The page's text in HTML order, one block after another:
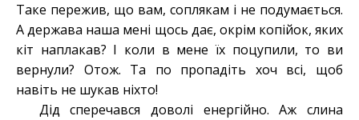
Таке пережив, що вам, соплякам і не подумається.
А держава наша мені щось дає, окрім копійок, яких
кіт наплакав? І коли в мене їх поцупили, то ви
вернули? Отож. Та по пропадіть хоч всі, щоб
навіть не шукав ніхто!
Дід сперечався доволі енергійно. Аж слина